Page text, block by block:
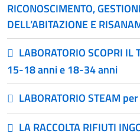
RICONOSCIMENTO,
DELL’ABITAZIONE E
LABORATORIO SCOPRI IL
15-18 anni e 18-34 anni
LABORATORIO STEAM
LA RACCOLTA RIFIUTI